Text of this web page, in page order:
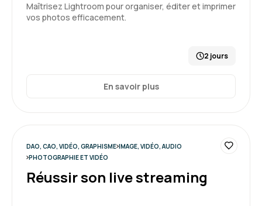
Maîtrisez Lightroom pour organiser, éditer et imprimer
vos photos efficacement.
2 jours
En savoir plus
DAO, CAO, VIDÉO, GRAPHISME IMAGE, VIDÉO, AUDIO
PHOTOGRAPHIE ET VIDÉO
Réussir son live streaming